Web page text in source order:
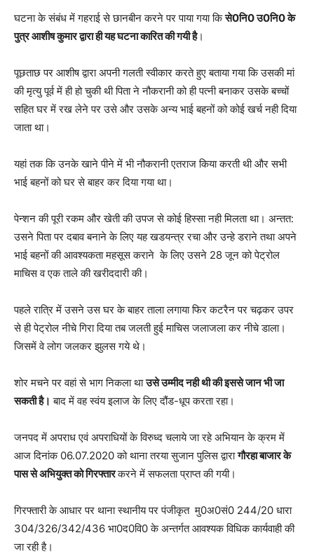
घटना के संबंध में गहराई से छानबीन करने पर पाया गया किसे0नि0 उ0नि0 के
पुत्र आशीष कुमार द्वारा ही यह घटना कारित की गयी है।
पूछताछ पर आशीष द्वारा अपनी गलती स्वीकार करते हुए बताया गया कि उसकी मां
की मृत्यु पूर्व में ही हो चुकी थी पिता ने नौकरानी को ही पत्नी बनाकर उसके बच्चों
सहित घर में रख लेने पर उसे और उसके अन्य भाई बहनों को कोई खर्च नही दिया
जाता था।
यहां तक कि उनके खाने पीने में भी नौकरानी एतराज किया करती थी और सभी
भाई बहनों को घर से बाहर कर दिया गया था।
पेन्शन की पूरी रकम और खेती की उपज से कोई हिस्सा नही मिलता था। अन्तत:
उसने पिता पर दबाव बनाने के लिए यह खडयन्त्र रचा और उन्हे डराने तथा अपने
भाई बहनों की आवश्यकता महसूस कराने के लिए उसने 28 जून को पेट्रोल
माचिस व एक ताले की खरीददारी की।
पहले रात्रि में उसने उस घर के बाहर ताला लगाया फिर कटरैन पर चढ़कर उपर
से ही पेट्रोल नीचे गिरा दिया तब जलती हुई माचिस जलाजला कर नीचे डाला।
जिसमें वे लोग जलकर झुलस गये थे।
शोर मचने पर वहां से भाग निकला थाउसे उम्मीद नही थी की इससे जान भी जा
सकती है। बाद में वह स्वंय इलाज के लिए दौंड-धूप करता रहा।
जनपद में अपराध एवं अपराधियों के विरुध्द चलाये जा रहे अभियान के क्रम में
आज दिनांक 06.07.2020 को थाना तरया सुजान पुलिस द्वारागौरहा बाजार के
पास से अभियुक्त को गिरफ्तारकरने में सफलता प्राप्त की गयी।
गिरफ्तारी के आधार पर थाना स्थानीय पर पंजीकृत मु0अ0सं0 244/20 धारा
304/326/342/436 भा0द0वि0 के अन्तर्गत आवश्यक विधिक कार्यवाही की
जा रही है।